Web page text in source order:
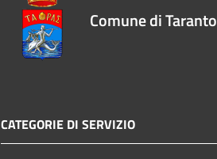
Comune di Taranto
CATEGORIE DI SERVIZIO